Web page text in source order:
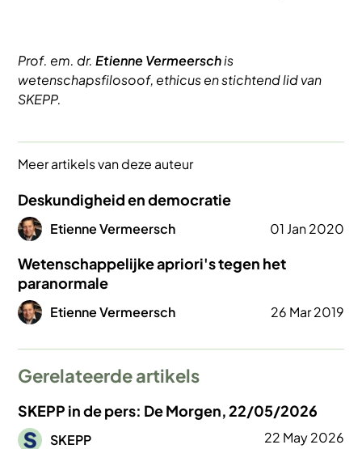
Prof. em. dr. Etienne Vermeerschis
wetenschapsfilosoof, ethicus en stichtend lid van
SKEPP.
Meer artikels van deze auteur
Deskundigheid en democratie
Afbeelding
Etienne Vermeersch 01 Jan 2020
Wetenschappelijke apriori's tegen het
paranormale
Afbeelding
Etienne Vermeersch 26 Mar 2019
Gerelateerde artikels
SKEPP in de pers: De Morgen, 22/05/2026
Afbeelding
SKEPP 22 May 2026